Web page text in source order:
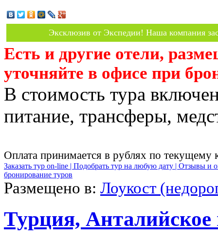
Эксклюзив от Экспедии! Наша компания
Есть и другие отели,
уточняйте в офисе при
В стоимость тура
питание, трансферы,
Оплата принимается в рублях по текущему
Заказать тур on-line | Подобрать тур на любую дату | Отзывы и
бронирование туров
Размещено в: Лоукост
Турция, Анталийское